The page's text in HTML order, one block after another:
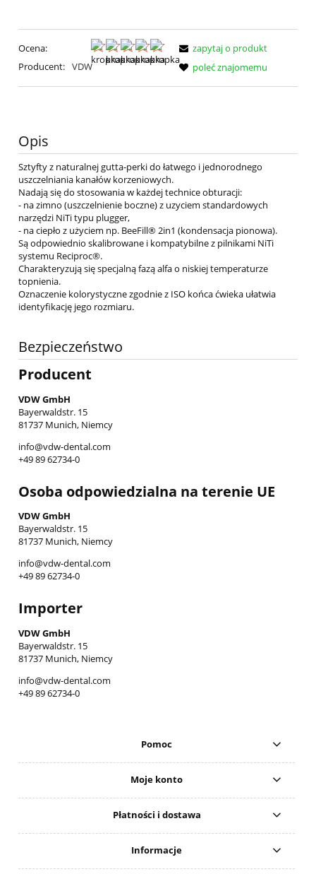
Ocena:
Producent: VDW
zapytaj o produkt
poleć znajomemu
Opis
Sztyfty z naturalnej gutta-perki do łatwego i jednorodnego
uszczelniania kanałów korzeniowych.
Nadają się do stosowania w każdej technice obturacji:
- na zimno (uszczelnienie boczne) z uzyciem standardowych
narzędzi NiTi typu plugger,
- na ciepło z użyciem np. BeeFill® 2in1 (kondensacja pionowa).
Są odpowiednio skalibrowane i kompatybilne z pilnikami NiTi
systemu Reciproc®.
Charakteryzują się specjalną fazą alfa o niskiej temperaturze
topnienia.
Oznaczenie kolorystyczne zgodnie z ISO końca ćwieka ułatwia
identyfikację jego rozmiaru.
Bezpieczeństwo
Producent
VDW GmbH
Bayerwaldstr. 15
81737 Munich, Niemcy
info@vdw-dental.com
+49 89 62734-0
Osoba odpowiedzialna na terenie UE
VDW GmbH
Bayerwaldstr. 15
81737 Munich, Niemcy
info@vdw-dental.com
+49 89 62734-0
Importer
VDW GmbH
Bayerwaldstr. 15
81737 Munich, Niemcy
info@vdw-dental.com
+49 89 62734-0
Pomoc
Moje konto
Płatności i dostawa
Informacje